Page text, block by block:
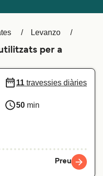
Belgique (FR)
Deutschland
Norge
Levanzo
per a
11 travessies diàries
50 min
Preu